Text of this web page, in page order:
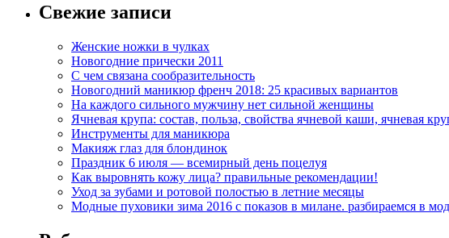
Свежие записи
Женские ножки в чулках
Новогодние прически 2011
С чем связана сообразительность
Новогодний маникюр френч 2018: 25 красивых вариантов
На каждого сильного мужчину нет сильной женщины
Ячневая крупа: состав, польза, свойства ячневой каши, ячневая
Инструменты для маникюра
Макияж глаз для блондинок
Праздник 6 июля — всемирный день поцелуя
Как выровнять кожу лица? правильные рекомендации!
Уход за зубами и ротовой полостью в летние месяцы
Модные пуховики зима 2016 с показов в милане. разбираемся в